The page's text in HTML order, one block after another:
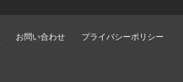
お問い合わせ プライバシーポリシー